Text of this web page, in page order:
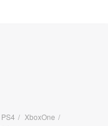
PS4 / XboxOne /